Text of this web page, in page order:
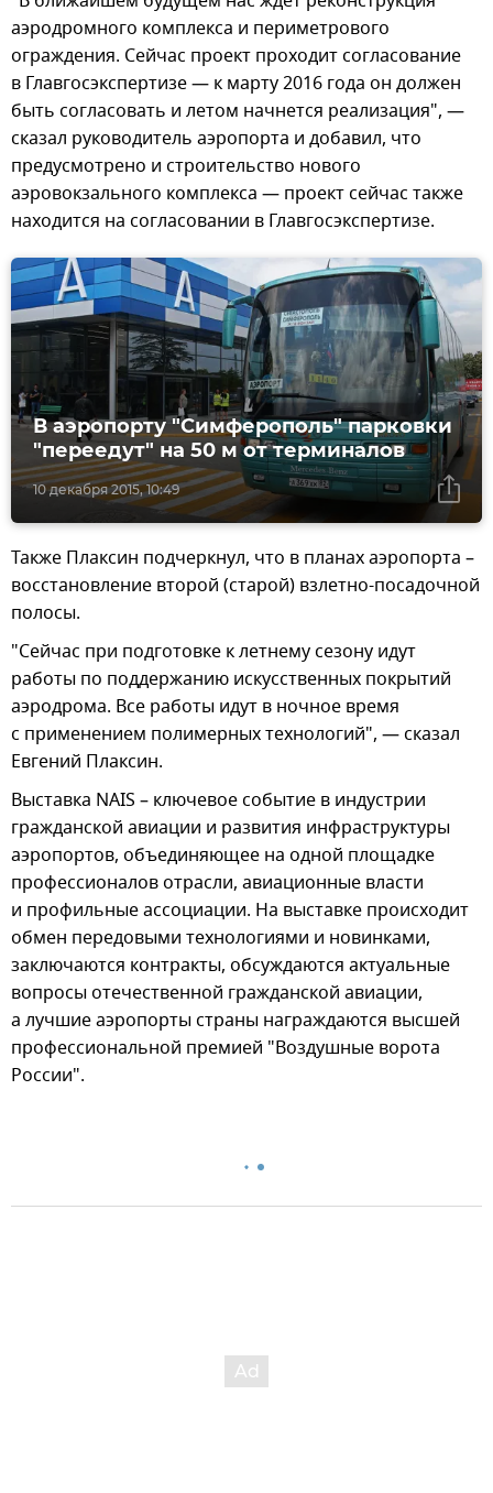
аэродромного комплекса и периметрового
ограждения. Сейчас проект проходит согласование
в Главгосэкспертизе — к марту 2016 года он должен
быть согласовать и летом начнется реализация", —
сказал руководитель аэропорта и добавил, что
предусмотрено и строительство нового
аэровокзального комплекса — проект сейчас также
находится на согласовании в Главгосэкспертизе.
10 декабря 2015, 10:49
В аэропорту "Симферополь" парковки
"переедут" на 50 м от терминалов
Также Плаксин подчеркнул, что в планах аэропорта –
восстановление второй (старой) взлетно-посадочной
полосы.
"Сейчас при подготовке к летнему сезону идут
работы по поддержанию искусственных покрытий
аэродрома. Все работы идут в ночное время
с применением полимерных технологий", — сказал
Евгений Плаксин.
Выставка NAIS – ключевое событие в индустрии
гражданской авиации и развития инфраструктуры
аэропортов, объединяющее на одной площадке
профессионалов отрасли, авиационные власти
и профильные ассоциации. На выставке происходит
обмен передовыми технологиями и новинками,
заключаются контракты, обсуждаются актуальные
вопросы отечественной гражданской авиации,
а лучшие аэропорты страны награждаются высшей
профессиональной премией "Воздушные ворота
России".